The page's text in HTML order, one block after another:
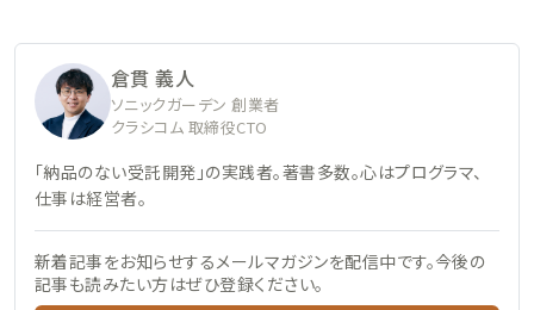
倉貫 義人
ソニックガーデン 創業者
クラシコム 取締役CTO
「納品のない受託開発」の実践者。著書多数。心はプログラマ、
仕事は経営者。
新着記事をお知らせするメールマガジンを配信中です。今後の
記事も読みたい方はぜひ登録ください。